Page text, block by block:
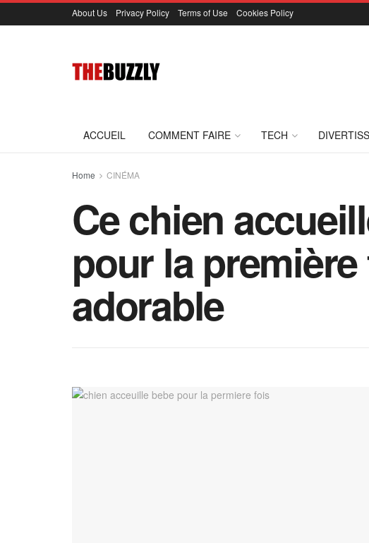
About Us Privacy Policy Terms of Use Cookies Policy
ACCUEIL COMMENT FAIRE TECH
Home CINÉMA
Ce chien
pour la
adorable